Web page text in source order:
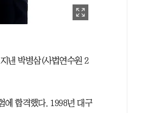
낸 박병삼(사법연수원 2
에 합격했다. 1998년 대구